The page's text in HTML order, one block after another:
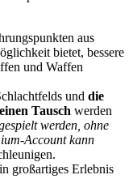
aus
bietet, bessere
und Waffen
und die
Tausch werden
werden, ohne
Account kann
großartiges Erlebnis